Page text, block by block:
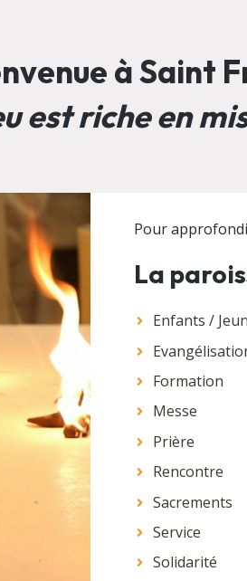
à Saint
est riche en
Pour
La
Enfants /
Formation
Messe
Prière
Rencontre
Sacrements
Service
Solidarité